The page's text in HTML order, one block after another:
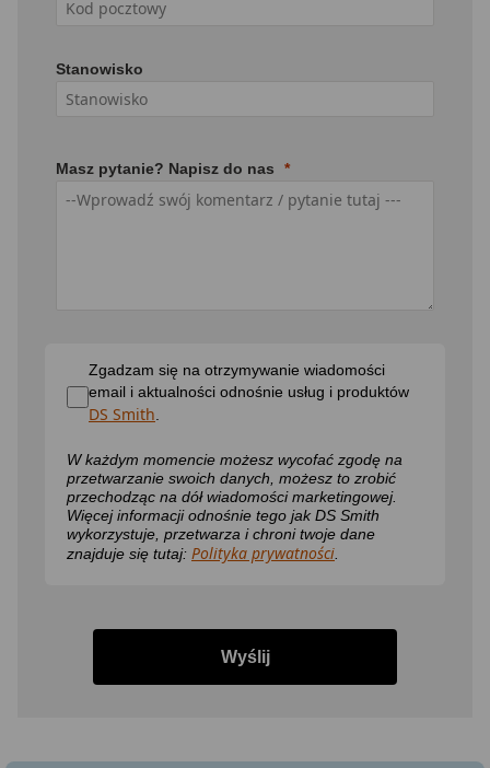
Stanowisko
Masz pytanie? Napisz do nas
Zgadzam się na otrzymywanie wiadomości
email i aktualności odnośnie usług i produktów
DS Smith
W każdym momencie możesz wycofać zgodę na
przetwarzanie swoich danych, możesz to zrobić
przechodząc na dół wiadomości marketingowej.
Więcej informacji odnośnie tego jak DS Smith
wykorzystuje, przetwarza i chroni twoje dane
znajduje się tutaj: Polityka prywatności
Wyślij